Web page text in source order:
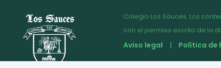
Colegio Los Sauces. Los
con el permiso escrito de la
Aviso legal Política de